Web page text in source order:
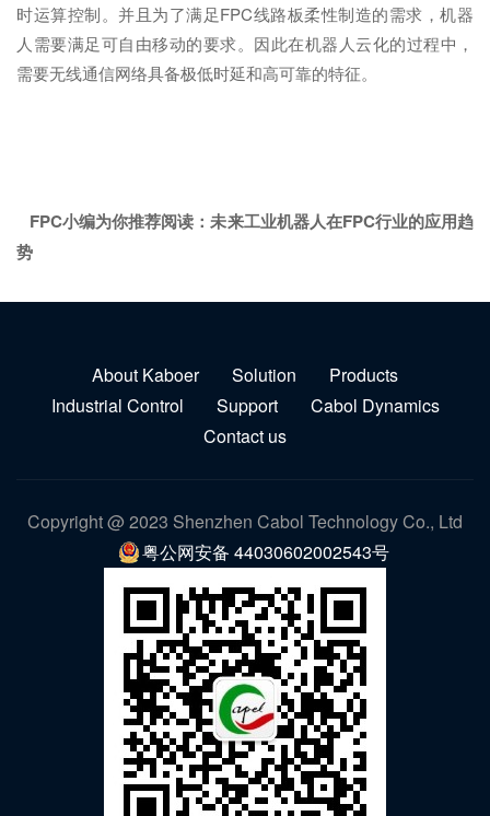
时运算控制。并且为了满足FPC线路板柔性制造的需求，机器
人需要满足可自由移动的要求。因此在机器人云化的过程中，
需要无线通信网络具备极低时延和高可靠的特征。
FPC小编为你推荐阅读：未来工业机器人在FPC行业的应用趋
势
About Kaboer Solution
Products
Industrial Control
Support
Cabol Dynamics
Contact us
Copyright @ 2023 Shenzhen Cabol Technology Co., Ltd
粤公网安备 44030602002543号